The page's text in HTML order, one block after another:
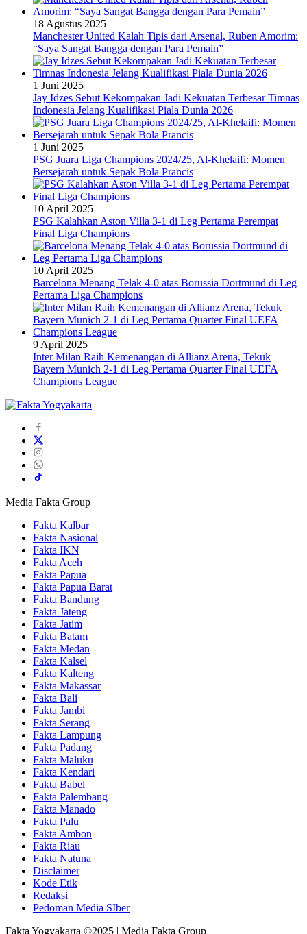
18 Agustus 2025
Manchester United Kalah Tipis dari Arsenal, Ruben Amorim:
“Saya Sangat Bangga dengan Para Pemain”
1 Juni 2025
Jay Idzes Sebut Kekompakan Jadi Kekuatan Terbesar Timnas
Indonesia Jelang Kualifikasi Piala Dunia 2026
1 Juni 2025
PSG Juara Liga Champions 2024/25, Al-Khelaifi: Momen
Bersejarah untuk Sepak Bola Prancis
10 April 2025
PSG Kalahkan Aston Villa 3-1 di Leg Pertama Perempat
Final Liga Champions
10 April 2025
Barcelona Menang Telak 4-0 atas Borussia Dortmund di Leg
Pertama Liga Champions
9 April 2025
Inter Milan Raih Kemenangan di Allianz Arena, Tekuk
Bayern Munich 2-1 di Leg Pertama Quarter Final UEFA
Champions League
Media Fakta Group
Fakta Kalbar
Fakta Nasional
Fakta IKN
Fakta Aceh
Fakta Papua
Fakta Papua Barat
Fakta Bandung
Fakta Jateng
Fakta Jatim
Fakta Batam
Fakta Medan
Fakta Kalsel
Fakta Kalteng
Fakta Makassar
Fakta Bali
Fakta Jambi
Fakta Serang
Fakta Lampung
Fakta Padang
Fakta Maluku
Fakta Kendari
Fakta Babel
Fakta Palembang
Fakta Manado
Fakta Palu
Fakta Ambon
Fakta Riau
Fakta Natuna
Disclaimer
Kode Etik
Redaksi
Pedoman Media SIber
Fakta Yogyakarta ©2025 | Media Fakta Group